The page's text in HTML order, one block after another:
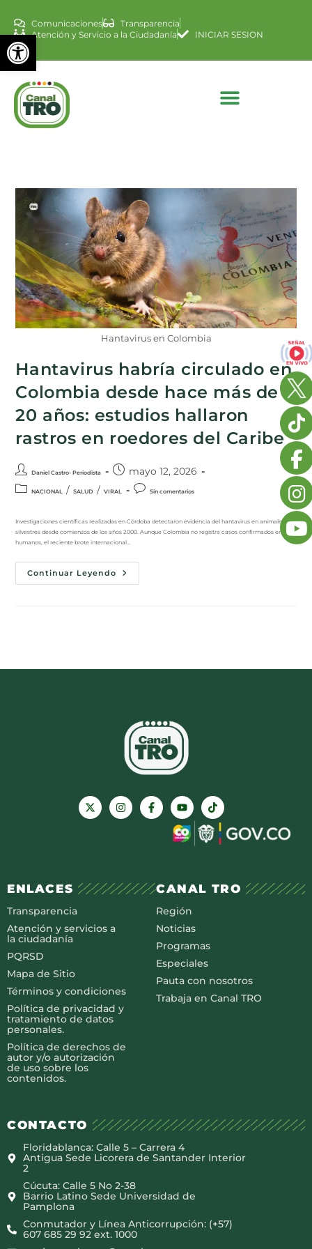
Abrir barra de
Comunicaciones
Transparencia
Atención y Servicio a la Ciudadanía
INICIAR SESION
Hantavirus en Colombia
Hantavirus habría circulado en
Colombia desde hace más de
20 años: estudios hallaron
rastros en roedores del Caribe
Daniel Castro- Periodista mayo 12, 2026
NACIONAL / SALUD / VIRAL Sin comentarios
Investigaciones científicas realizadas en Córdoba detectaron evidencia del hantavirus en animales
silvestres desde comienzos de los años 2000. Aunque Colombia no registra casos confirmados en
humanos, el reciente brote internacional…
Continuar Leyendo
ENLACES
Transparencia
Atención y servicios a
la ciudadanía
PQRSD
Mapa de Sitio
Términos y condiciones
Política de privacidad y
tratamiento de datos
personales.
Política de derechos de
autor y/o autorización
de uso sobre los
contenidos.
CANAL TRO
Región
Noticias
Programas
Especiales
Pauta con nosotros
Trabaja en Canal TRO
CONTACTO
Floridablanca: Calle 5 – Carrera 4
Antigua Sede Licorera de Santander Interior
2
Cúcuta: Calle 5 No 2-38
Barrio Latino Sede Universidad de
Pamplona
Conmutador y Línea Anticorrupción: (+57)
607 685 29 92 ext. 1000